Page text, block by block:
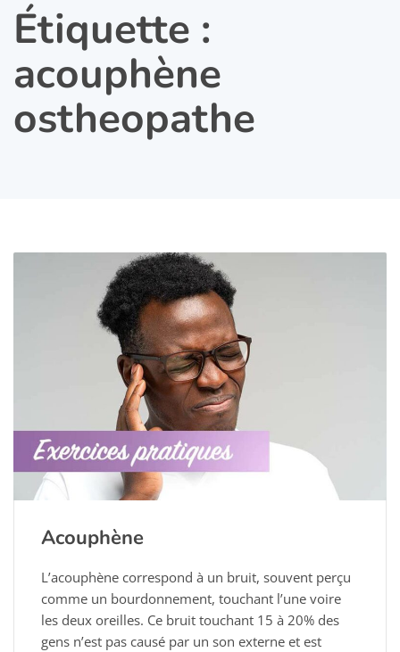
Étiquette :
acouphène
ostheopathe
Acouphène
L’acouphène correspond à un bruit, souvent perçu
comme un bourdonnement, touchant l’une voire
les deux oreilles. Ce bruit touchant 15 à 20% des
gens n’est pas causé par un son externe et est